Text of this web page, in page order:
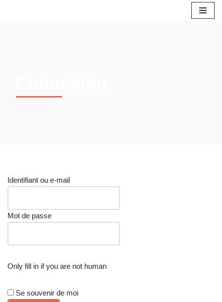
Identifiant ou e-mail
Mot de passe
Only fill in if you are not human
Se souvenir de moi